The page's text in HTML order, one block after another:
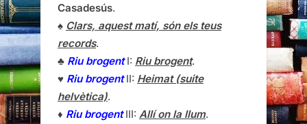
Casadesús.
♠ Clars, aquest matí, són els teus
records.
♣ Riu brogentI: Riu brogent.
♥ Riu brogentII: Heimat (suite
helvètica).
♦ Riu brogentIII: Allí on la llum.